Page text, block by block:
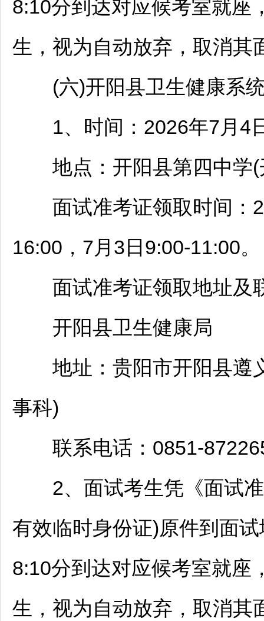
8:10分到达对应候考室就座
生，视为自动放弃，取消其
(六)开阳县卫生健康系
1、时间：2026年7月4
地点： 开阳县第四中学(
面试准考证领取时间：
16:00，7月3日9:00-11:00。
面试准考证领取地址及
开阳县卫生健康局
地址： 贵阳市开阳县遵
事科)
联系电话：0851-
2、面试考生凭《面试准
有效临时身份证)原件到面
8:10分到达对应候考室就座
生，视为自动放弃，取消其